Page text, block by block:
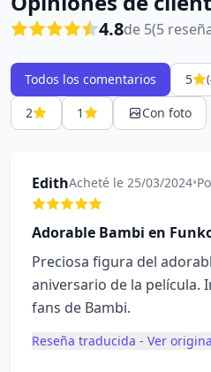
4.8de 5(5
Todos los comentarios 5
2
1 Con foto
EdithAcheté le 25/03/2024•
Adorable Bambi en
Preciosa figura del
aniversario de la película.
fans de Bambi.
Reseña traducida - Ver